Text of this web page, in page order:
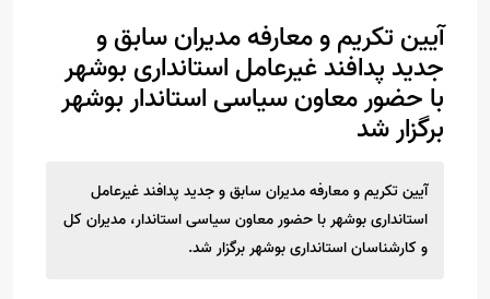
آیین تکریم و معارفه مدیران سابق و‌
جدید پدافند غیرعامل استانداری بوشهر
با حضور معاون سیاسی استاندار بوشهر
برگزار شد
آیین تکریم و معارفه مدیران سابق و‌ جدید پدافند غیرعامل
استانداری بوشهر با حضور معاون سیاسی استاندار، مدیران کل
و‌ کارشناسان استانداری بوشهر برگزار شد.